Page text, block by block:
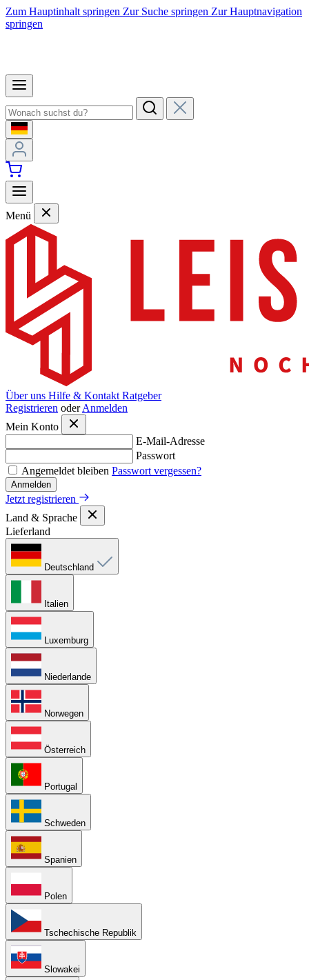
Zum Hauptinhalt springen Zur Suche springen Zur Hauptnavigation
springen
Menü
Über uns Hilfe & Kontakt Ratgeber
Registrieren oder Anmelden
Mein Konto
E-Mail-Adresse
Passwort
Angemeldet bleiben Passwort vergessen?
Anmelden
Jetzt registrieren
Land & Sprache
Lieferland
Deutschland
Italien
Luxemburg
Niederlande
Norwegen
Österreich
Portugal
Schweden
Spanien
Polen
Tschechische Republik
Slowakei